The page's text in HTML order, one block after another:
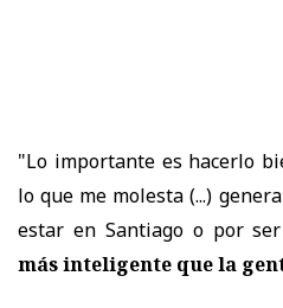
"Lo importante es hacerlo
lo que me molesta (...)
estar en Santiago o por
más inteligente que la